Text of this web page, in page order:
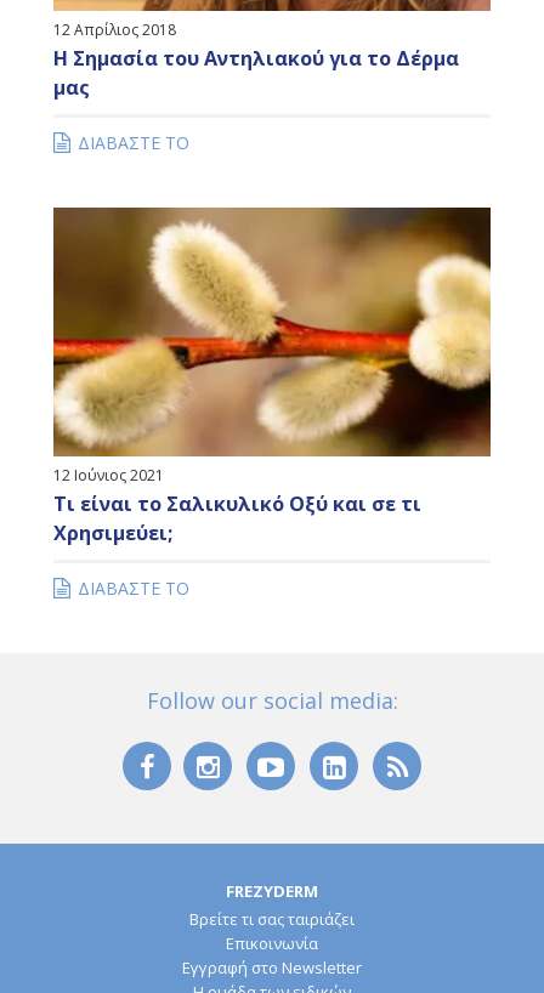
12 Απρίλιος 2018
μας
ΔΙΑΒΑΣΤΕ ΤΟ
12 Ιούνιος 2021
Χρησιμεύει;
Follow our social media:
FREZYDERM
Βρείτε τι σας ταιριάζει